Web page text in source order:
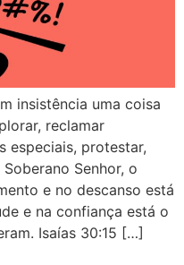
insistência uma coisa
reclamar
especiais, protestar,
Senhor, o
e no descanso está
e na confiança está o
Isaías 30:15 […]